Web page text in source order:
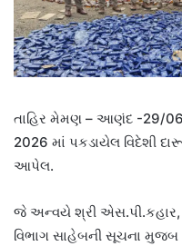
તાહિર મેમણ – આણંદ -29/
2026 માં પકડાયેલ વિદેશી
આપેલ.
જે અન્વયે શ્રી એસ.પી.કહાર,
વિભાગ સાહેબની સૂચના મુજબ